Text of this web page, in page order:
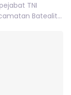
TNI
Batealit...